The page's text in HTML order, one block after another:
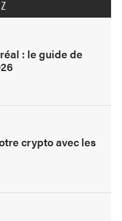
: le guide de
crypto avec les